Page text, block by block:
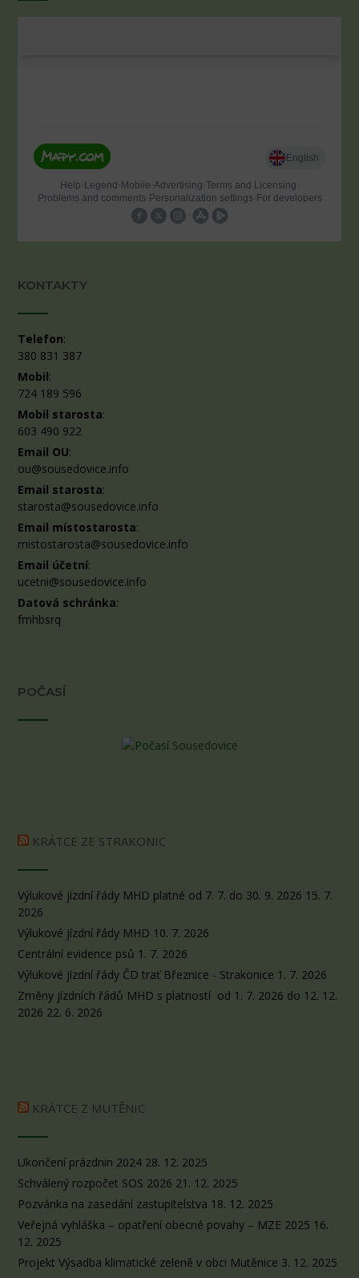
KONTAKTY
Telefon:
380 831 387
Mobil:
724 189 596
Mobil starosta:
603 490 922
Email OU:
ou@sousedovice.info
Email starosta:
starosta@sousedovice.info
Email místostarosta:
mistostarosta@sousedovice.info
Email účetní:
ucetni@sousedovice.info
Datová schránka:
fmhbsrq
POČASÍ
KRÁTCE ZE STRAKONIC
Výlukové jízdní řády MHD platné od 7. 7. do 30. 9. 2026 15. 7.
2026
Výlukové jízdní řády MHD 10. 7. 2026
Centrální evidence psů 1. 7. 2026
Výlukové jízdní řády ČD trať Březnice - Strakonice 1. 7. 2026
Změny jízdních řádů MHD s platností od 1. 7. 2026 do 12. 12.
2026 22. 6. 2026
KRÁTCE Z MUTĚNIC
Ukončení prázdnin 2024 28. 12. 2025
Schválený rozpočet SOS 2026 21. 12. 2025
Pozvánka na zasedání zastupitelstva 18. 12. 2025
Veřejná vyhláška – opatření obecné povahy – MZE 2025 16.
12. 2025
Projekt Výsadba klimatické zeleně v obci Mutěnice 3. 12. 2025